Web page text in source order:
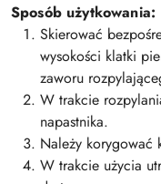
Sposób użytkowania:
Skierować
wysokości klatki
zaworu
W trakcie
napastnika.
Należy korygować
W trakcie użycia